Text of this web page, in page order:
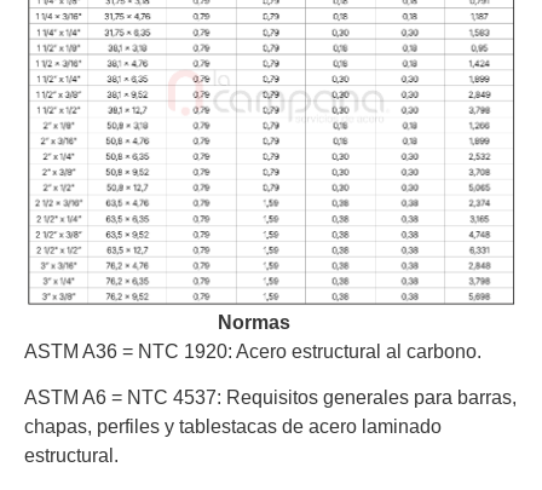
Normas
ASTM A36 = NTC 1920: Acero estructural al carbono.
ASTM A6 = NTC 4537: Requisitos generales para barras,
chapas, perfiles y tablestacas de acero laminado
estructural.